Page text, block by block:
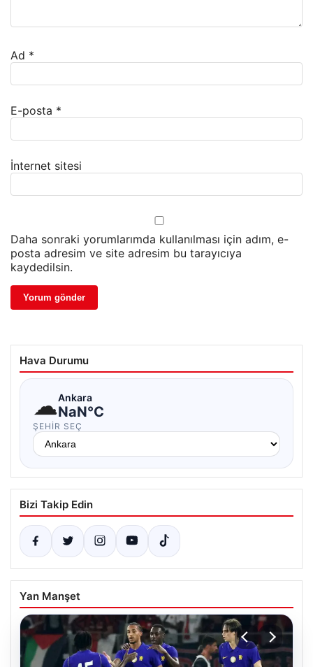
Ad *
E-posta *
İnternet sitesi
Daha sonraki yorumlarımda kullanılması için adım, e-
posta adresim ve site adresim bu tarayıcıya
kaydedilsin.
Hava Durumu
☁Ankara
NaN°C
ŞEHIR SEÇ
Bizi Takip Edin
Yan Manşet